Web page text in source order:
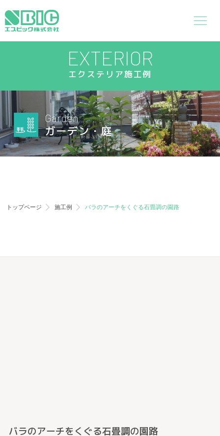
EXTERIOR
エクステリア施工例
Garden
ガーデン・庭
トップページ 施工例 バラのアーチをくぐる石畳調の園路
バラのアーチをくぐる石畳調の園路